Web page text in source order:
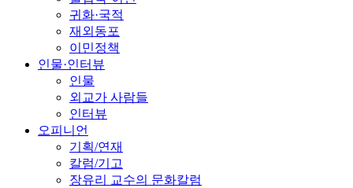
귀화·국적
재외동포
이민정책
인물·인터뷰
인물
외교가 사람들
인터뷰
오피니언
기획/연재
칼럼/기고
장유리 교수의 문화칼럼